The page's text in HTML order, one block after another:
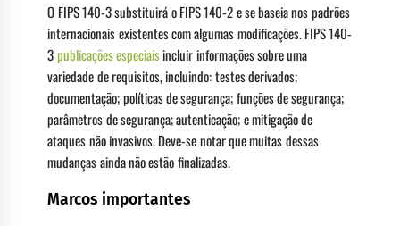
O FIPS 140-3 substituirá o FIPS 140-2 e se baseia nos padrões
internacionais existentes com algumas modificações. FIPS 140-
3publicações especiaisincluir informações sobre uma
variedade de requisitos, incluindo: testes derivados;
documentação; políticas de segurança; funções de segurança;
parâmetros de segurança; autenticação; e mitigação de
ataques não invasivos. Deve-se notar que muitas dessas
mudanças ainda não estão finalizadas.
Marcos importantes